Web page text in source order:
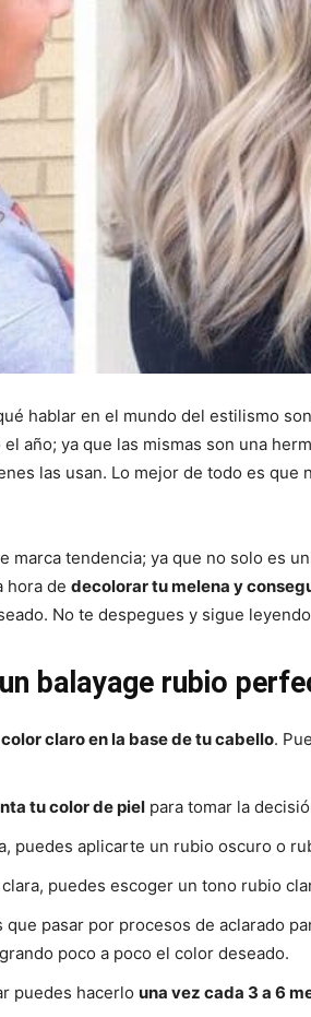
hablar en el mundo del estilismo
año; ya que las mismas son una
las usan. Lo mejor de todo es que
marca tendencia; ya que no solo es
hora de decolorar tu melena y
No te despegues y sigue
balayage rubio
claro en la base de tu cabello.
tu color de piel para tomar la
puedes aplicarte un rubio oscuro o
puedes escoger un tono rubio
que pasar por procesos de aclarado
poco a poco el color deseado.
puedes hacerlo una vez cada 3 a 6